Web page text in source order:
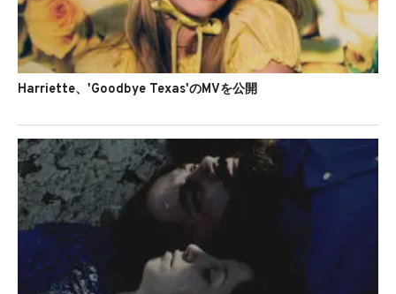
Harriette、'Goodbye Texas'のMVを公開